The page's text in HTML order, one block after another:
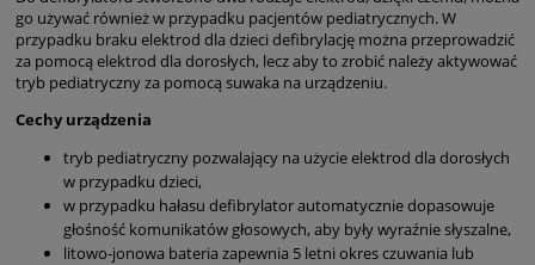
go używać również w przypadku pacjentów pediatrycznych. W
przypadku braku elektrod dla dzieci defibrylację można przeprowadzić
za pomocą elektrod dla dorosłych, lecz aby to zrobić należy aktywować
tryb pediatryczny za pomocą suwaka na urządzeniu.
Cechy urządzenia
tryb pediatryczny pozwalający na użycie elektrod dla dorosłych
w przypadku dzieci,
w przypadku hałasu defibrylator automatycznie dopasowuje
głośność komunikatów głosowych, aby były wyraźnie słyszalne,
litowo-jonowa bateria zapewnia 5 letni okres czuwania lub